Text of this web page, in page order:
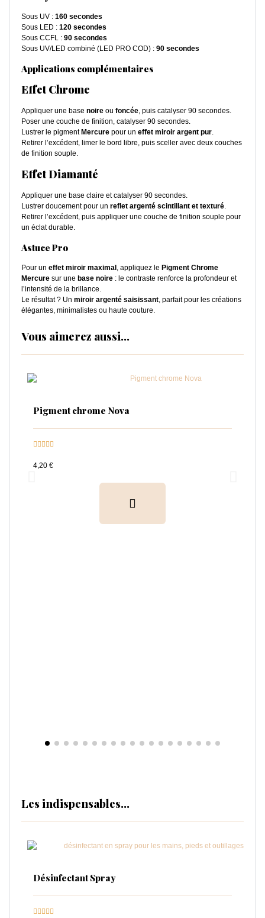
Sous UV : 160 secondes
Sous LED : 120 secondes
Sous CCFL : 90 secondes
Sous UV/LED combiné (LED PRO COD) : 90 secondes
Applications complémentaires
Effet Chrome
Appliquer une base noire ou foncée, puis catalyser 90 secondes.
Poser une couche de finition, catalyser 90 secondes.
Lustrer le pigment Mercure pour un effet miroir argent pur.
Retirer l’excédent, limer le bord libre, puis sceller avec deux couches
de finition souple.
Effet Diamanté
Appliquer une base claire et catalyser 90 secondes.
Lustrer doucement pour un reflet argenté scintillant et texturé.
Retirer l’excédent, puis appliquer une couche de finition souple pour
un éclat durable.
Astuce Pro
Pour un effet miroir maximal , appliquez le Pigment Chrome
Mercure sur une base noire : le contraste renforce la profondeur et
l’intensité de la brillance.
Le résultat ? Un miroir argenté saisissant, parfait pour les créations
élégantes, minimalistes ou haute couture.
Vous aimerez aussi...
Pigment chrome Nova

4,20 €
Les indispensables...
Désinfectant Spray
